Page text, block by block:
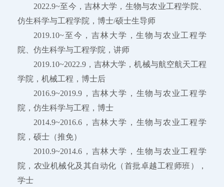
2022.9~至今，吉林大学，生物与农业工程学院、
仿生科学与工程学院，博士/硕士生导师
2019.10~至今，吉林大学，生物与农业工程学
院、仿生科学与工程学院，讲师
2019.10~2022.9，吉林大学，机械与航空航天工程
学院，机械工程，博士后
2016.9~2019.9，吉林大学，生物与农业工程学
院，仿生科学与工程，博士
2014.9~2016.6，吉林大学，生物与农业工程学
院，硕士（推免）
2010.9~2014.6，吉林大学，生物与农业工程学
院，农业机械化及其自动化（首批卓越工程师班），
学士